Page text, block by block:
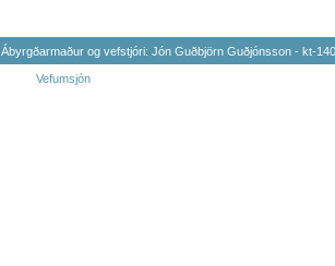
Ábyrgðarmaður og vefstjóri: Jón Guðbjörn Guðjónsson - kt-
Vefumsjón